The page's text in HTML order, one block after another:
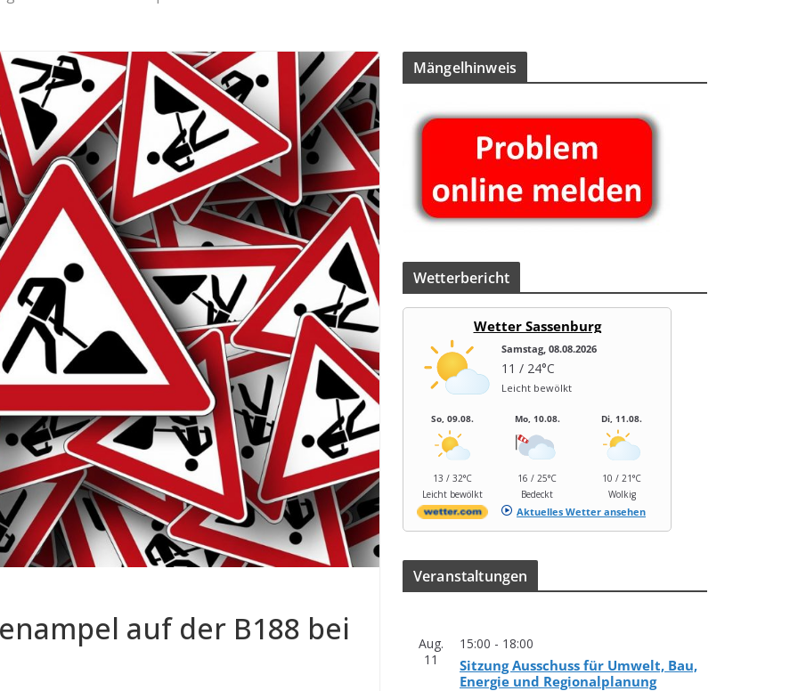
auf der B188 bei
Män­gel­hin­weis
Wet­ter­be­richt
Wetter Sassenburg
Samstag, 08.08.2026
11 / 24°C
Leicht bewölkt
So, 09.08.
13 / 32°C
Leicht bewölkt
Mo, 10.08.
16 / 25°C
Bedeckt
Di, 11.08.
10 / 21°C
Wolkig
Aktuelles Wetter ansehen
Ver­an­stal­tun­gen
Aug.
11
15:00 - 18:00
Sit­zung Aus­schuss für Umwelt, Bau,
Ener­gie und Regionalplanung